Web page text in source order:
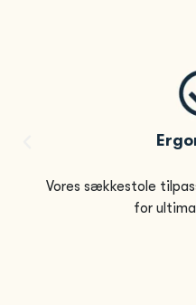
Vores sækkestole
for